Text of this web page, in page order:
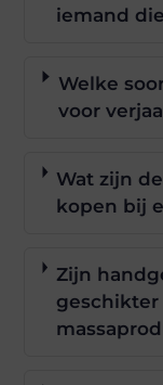
iemand
Welke
voor
Wat zijn
kopen bij
Zijn
geschikter